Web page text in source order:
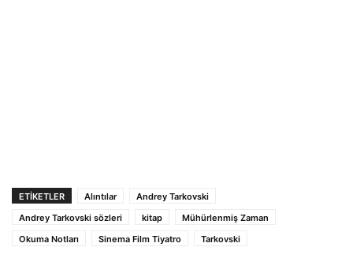
ETIKETLER Alıntılar
Andrey Tarkovski
Andrey Tarkovski sözleri
kitap
Mühürlenmiş Zaman
Okuma Notları
Sinema Film Tiyatro Tarkovski